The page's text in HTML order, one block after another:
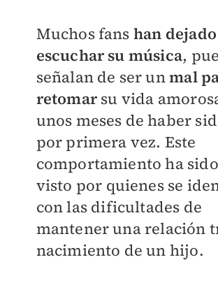
Muchos fans han
escuchar su música,
señalan de ser unmal
retomarsu vida
unos meses de haber
por primera vez. Este
comportamiento ha
visto por quienes se
con las dificultades de
mantener una relación
nacimiento de un hijo.